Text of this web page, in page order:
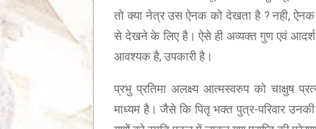
तो क्या नेत्र उस ऐनक को देखता है ? नही, ऐनक
से देखने के लिए है। ऐसे ही अव्यक्त गुण एवं आदर्श
आवश्यक है, उपकारी है।
प्रभु प्रतिमा अलक्ष्य आत्मस्वरुप को चाक्षुष
माध्यम है। जैसे कि पितृ भक्त पुत्र-परिवार